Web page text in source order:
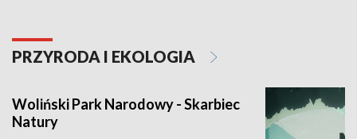
PRZYRODA I EKOLOGIA
Woliński Park Narodowy - Skarbiec
Natury